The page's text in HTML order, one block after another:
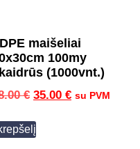
maišeliai
100my
(1000vnt.)
€ 35.00 € su PVM
krepšelį